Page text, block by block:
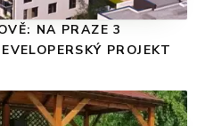
NA PRAZE 3
PROJEKT